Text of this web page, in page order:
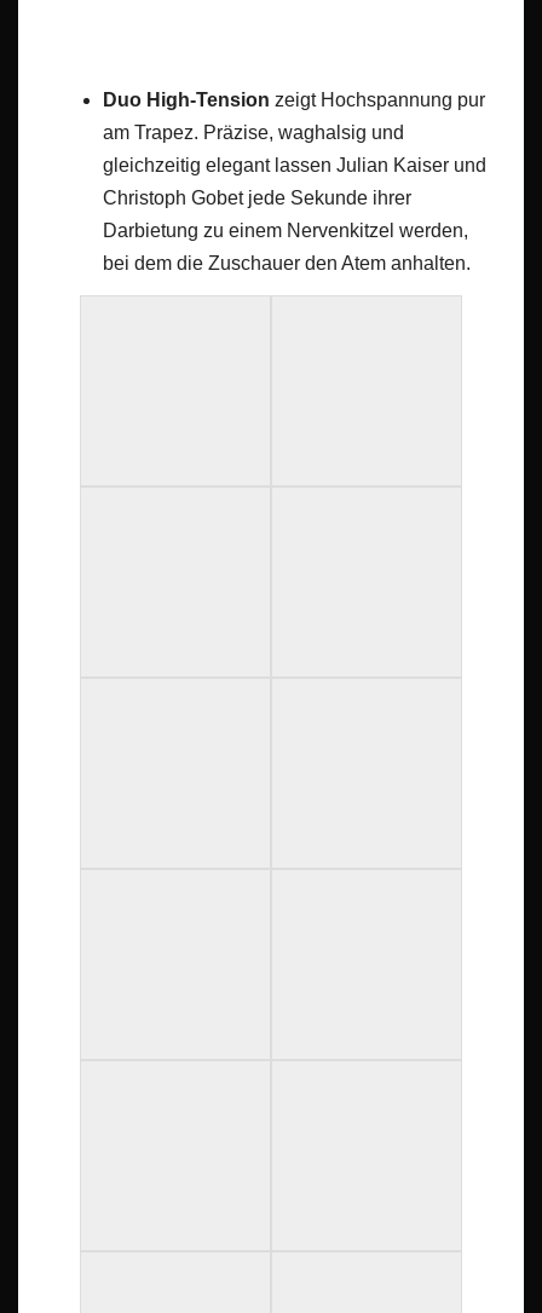
Duo High-Tension zeigt Hochspannung pur
am Trapez. Präzise, waghalsig und
gleichzeitig elegant lassen Julian Kaiser und
Christoph Gobet jede Sekunde ihrer
Darbietung zu einem Nervenkitzel werden,
bei dem die Zuschauer den Atem anhalten.